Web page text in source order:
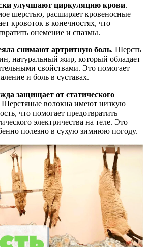
улучшают циркуляцию крови.
шерстью, расширяет кровеносные
кровоток в конечностях, что
онемение и спазмы.
снимают артритную боль. Шерсть
натуральный жир, который обладает
свойствами. Это помогает
и боль в суставах.
защищает от статического
Шерстяные волокна имеют низкую
что помогает предотвратить
электричества на теле. Это
полезно в сухую зимнюю погоду.